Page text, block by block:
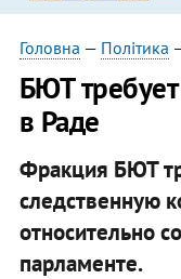
Головна — Політика
БЮТ
в Раде
Фракция БЮТ
следственную
относительно
парламенте.